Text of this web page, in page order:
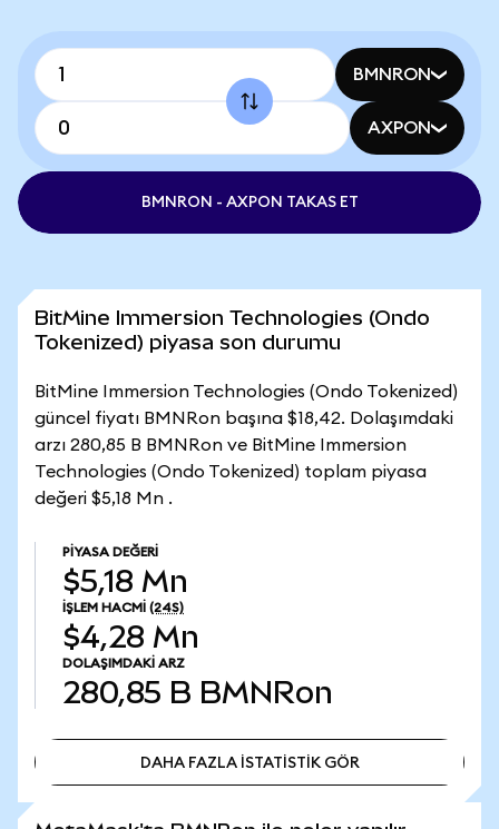
BMNRON
AXPON
BMNRON - AXPON TAKAS ET
BitMine Immersion Technologies (Ondo
Tokenized) piyasa son durumu
BitMine Immersion Technologies (Ondo Tokenized)
güncel fiyatı BMNRon başına $18,42. Dolaşımdaki
arzı 280,85 B BMNRon ve BitMine Immersion
Technologies (Ondo Tokenized) toplam piyasa
değeri $5,18 Mn .
PIYASA DEĞERI
$5,18 Mn
İŞLEM HACMI (24S)
$4,28 Mn
DOLAŞIMDAKI ARZ
280,85 B BMNRon
DAHA FAZLA İSTATİSTİK GÖR